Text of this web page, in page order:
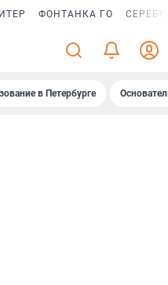
ФОНТАНКА ГО
в Петербурге